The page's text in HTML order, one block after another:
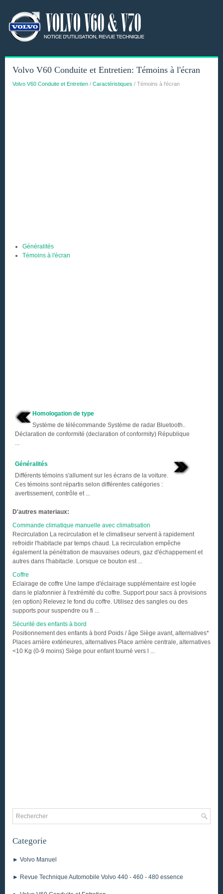
Volvo V60 Conduite et Entretien: Témoins à l'écran
Volvo V60 Conduite et Entretien / Caractéristiques / Témoins à l'écran
Généralités
Témoins à l'écran
Homologation de type
Système de télécommande Système de radar Bluetooth..
Déclaration de conformité (declaration of conformity) République
...
Généralités
Différents témoins s'allument sur les écrans de la voiture.
Ces témoins sont répartis selon différentes catégories :
avertissement, contrôle et ...
D'autres materiaux:
Commande climatique manuelle avec climatisation
Recirculation La recirculation et le climatiseur servent à rapidement
refroidir l'habitacle par temps chaud. La recirculation empêche
également la pénétration de mauvaises odeurs, gaz d'échappement et
autres dans l'habitacle. Lorsque ce bouton est ...
Coffre
Eclairage de coffre Une lampe d'éclairage supplémentaire est logée
dans le plafonnier à l'extrémité du coffre. Support pour sacs à provisions
(en option) Relevez le fond du coffre. Utilisez des sangles ou des
supports pour suspendre ou fi ...
Sécurité des enfants à bord
Positionnement des enfants à bord Poids / âge Siège avant, alternatives*
Places arrière extérieures, alternatives Place arrière centrale, alternatives
<10 Kg (0-9 moins) Siège pour enfant tourné vers l ...
Categorie
► Volvo Manuel
► Revue Technique Automobile Volvo 440 - 460 - 480 essence